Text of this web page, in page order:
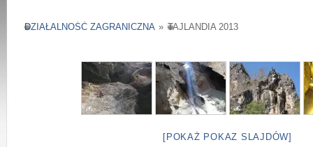
DZIAŁALNOŚĆ ZAGRANICZNA » TAJLANDIA 2013
[POKAŻ POKAZ SLAJDÓW]